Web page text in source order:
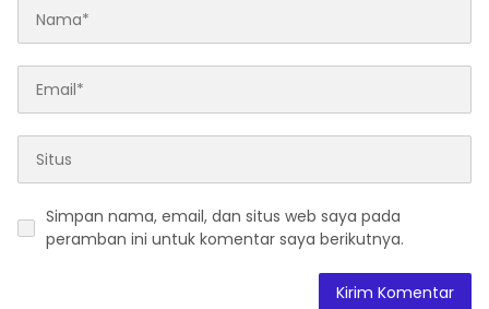
Simpan nama, email, dan situs web saya pada
peramban ini untuk komentar saya berikutnya.